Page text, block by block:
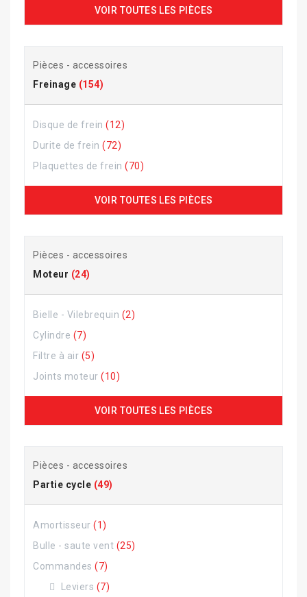
VOIR TOUTES LES PIÈCES
Pièces - accessoires
Freinage (154)
Disque de frein (12)
Durite de frein (72)
Plaquettes de frein (70)
VOIR TOUTES LES PIÈCES
Pièces - accessoires
Moteur (24)
Bielle - Vilebrequin (2)
Cylindre (7)
Filtre à air (5)
Joints moteur (10)
VOIR TOUTES LES PIÈCES
Pièces - accessoires
Partie cycle (49)
Amortisseur (1)
Bulle - saute vent (25)
Commandes (7)
Leviers (7)